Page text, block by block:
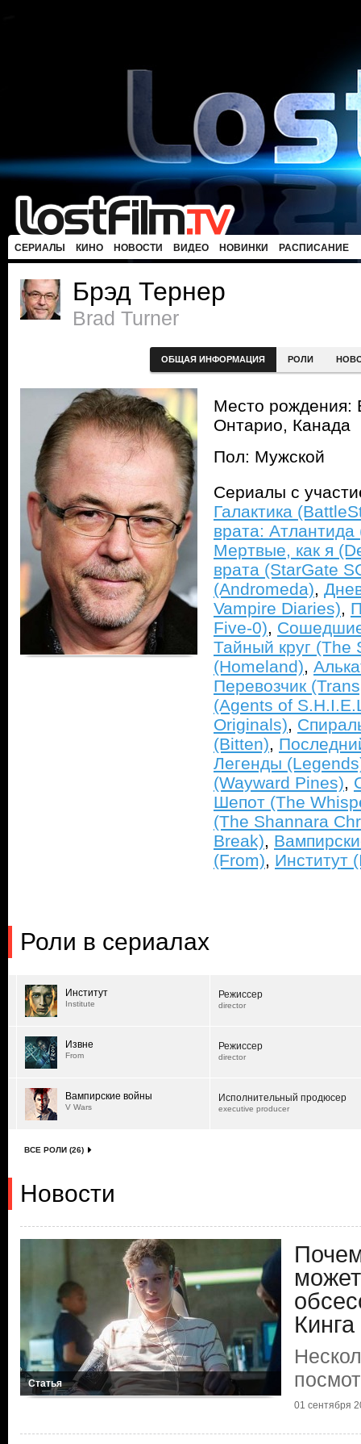
СЕРИАЛЫ КИНО НОВОСТИ ВИДЕО НОВИНКИ РАСПИСАНИЕ
Брэд Тернер
Brad Turner
ОБЩАЯ ИНФОРМАЦИЯ РОЛИ
Место рождения:
Онтарио, Канада
Пол: Мужской
Сериалы с
Галактика
врата:
Мертвые, как я
врата (StarGate
(Andromeda),
Vampire Diaries),
Five-0),
Тайный круг (The
(Homeland),
Перевозчик
(Agents of
Originals),
(Bitten),
Легенды
(Wayward Pines),
Шепот (The
(The Shannara
Break),
(From), Институт
Роли в сериалах
Институт
Institute
Режиссер
director
Извне
From
Режиссер
director
Вампирские войны
V Wars
Исполнительный продюсер
executive producer
ВСЕ РОЛИ (26)
Новости
Статья
Кинга
01 сентября